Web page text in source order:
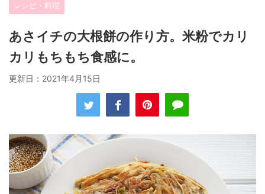
レシピ・料理
あさイチの大根餅の作り方。米粉でカリ
カリもちもち食感に。
更新日： 2021年4月15日